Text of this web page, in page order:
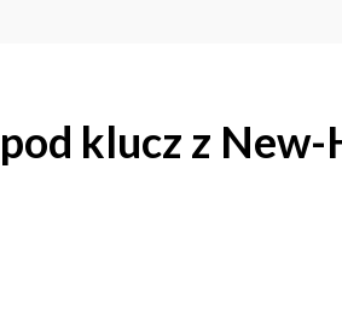
klucz z